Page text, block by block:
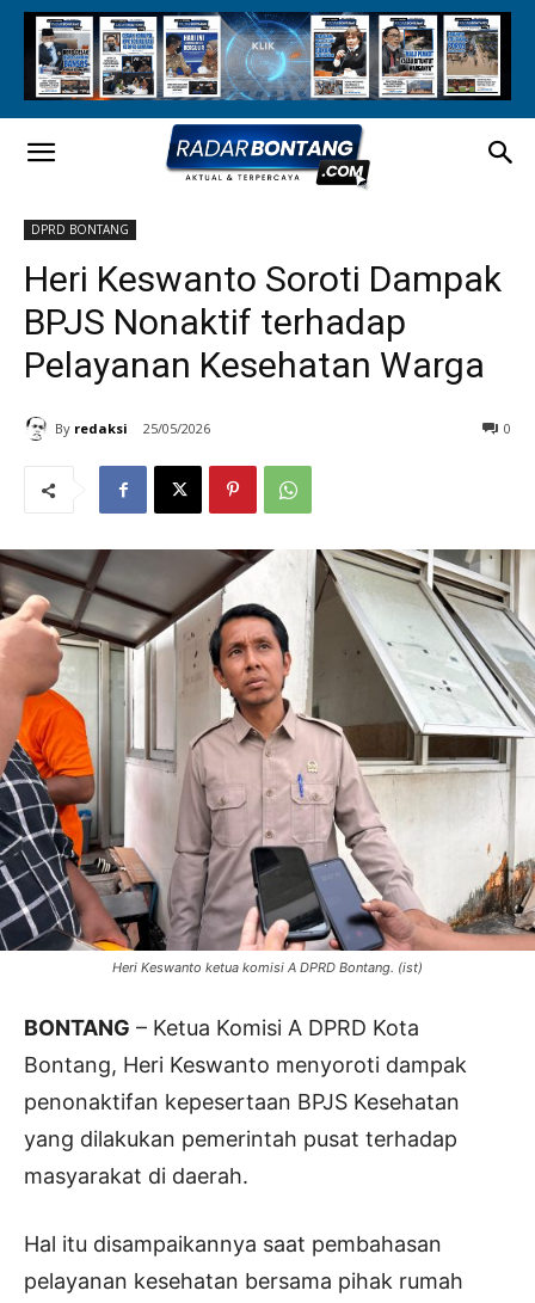
DPRD BONTANG
Heri Keswanto Soroti Dampak
BPJS Nonaktif terhadap
Pelayanan Kesehatan Warga
By redaksi 25/05/2026 0
Heri Keswanto ketua komisi A DPRD Bontang. (ist)
BONTANG – Ketua Komisi A DPRD Kota
Bontang, Heri Keswanto menyoroti dampak
penonaktifan kepesertaan BPJS Kesehatan
yang dilakukan pemerintah pusat terhadap
masyarakat di daerah.
Hal itu disampaikannya saat pembahasan
pelayanan kesehatan bersama pihak rumah